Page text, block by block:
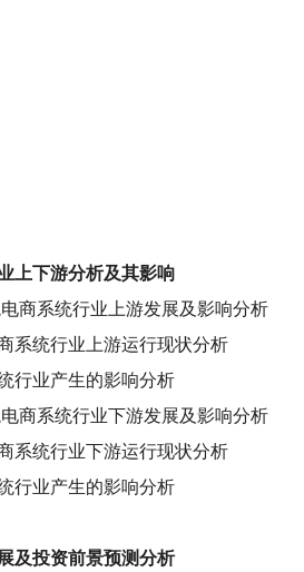
上下游分析及其影响
商系统行业上游发展及影响分析
系统行业上游运行现状分析
行业产生的影响分析
商系统行业下游发展及影响分析
系统行业下游运行现状分析
行业产生的影响分析
及投资前景预测分析